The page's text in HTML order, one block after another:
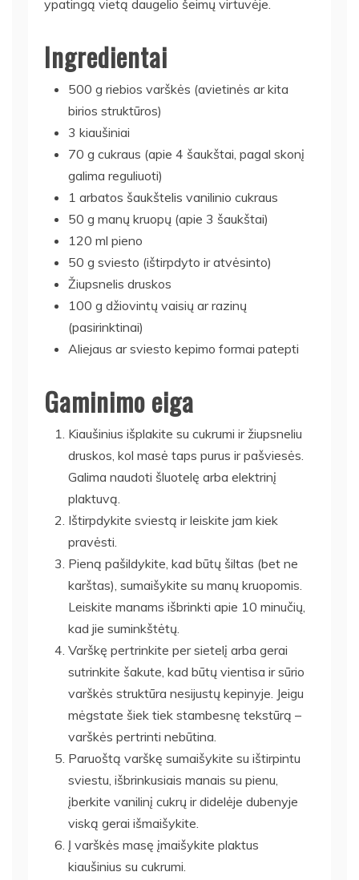
ypatingą vietą daugelio šeimų virtuvėje.
Ingredientai
500 g riebios varškės (avietinės ar kita
birios struktūros)
3 kiaušiniai
70 g cukraus (apie 4 šaukštai, pagal skonį
galima reguliuoti)
1 arbatos šaukštelis vanilinio cukraus
50 g manų kruopų (apie 3 šaukštai)
120 ml pieno
50 g sviesto (ištirpdyto ir atvėsinto)
Žiupsnelis druskos
100 g džiovintų vaisių ar razinų
(pasirinktinai)
Aliejaus ar sviesto kepimo formai patepti
Gaminimo eiga
Kiaušinius išplakite su cukrumi ir žiupsneliu
druskos, kol masė taps purus ir pašviesės.
Galima naudoti šluotelę arba elektrinį
plaktuvą.
Ištirpdykite sviestą ir leiskite jam kiek
pravėsti.
Pieną pašildykite, kad būtų šiltas (bet ne
karštas), sumaišykite su manų kruopomis.
Leiskite manams išbrinkti apie 10 minučių,
kad jie suminkštėtų.
Varškę pertrinkite per sietelį arba gerai
sutrinkite šakute, kad būtų vientisa ir sūrio
varškės struktūra nesijustų kepinyje. Jeigu
mėgstate šiek tiek stambesnę tekstūrą –
varškės pertrinti nebūtina.
Paruoštą varškę sumaišykite su ištirpintu
sviestu, išbrinkusiais manais su pienu,
įberkite vanilinį cukrų ir didelėje dubenyje
viską gerai išmaišykite.
Į varškės masę įmaišykite plaktus
kiaušinius su cukrumi.